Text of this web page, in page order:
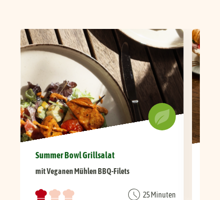
Summer Bowl Grillsalat
mit Veganen Mühlen BBQ-Filets
25 Minuten